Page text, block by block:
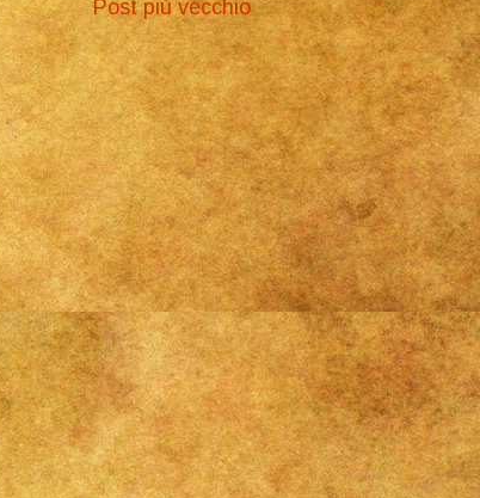
Post più vecchio